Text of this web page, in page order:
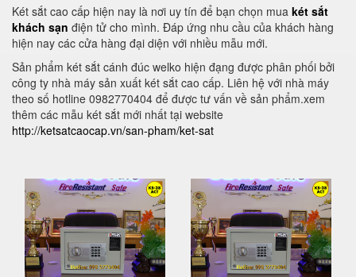
Két sắt cao cấp hiện nay là nơi uy tín để bạn chọn mua két sắt
khách sạn điện tử cho mình. Đáp ứng nhu cầu của khách hàng
hiện nay các cửa hàng đại diện với nhiều mẫu mới.
Sản phẩm két sắt cánh đúc welko hiện đạng được phân phối bởi
công ty nhà máy sản xuất két sắt cao cấp. Liên hệ với nhà máy
theo số hotline 0982770404 để được tư vấn về sản phẩm.xem
thêm các mẫu két sắt mới nhất tại website
http://ketsatcaocap.vn/san-pham/ket-sat